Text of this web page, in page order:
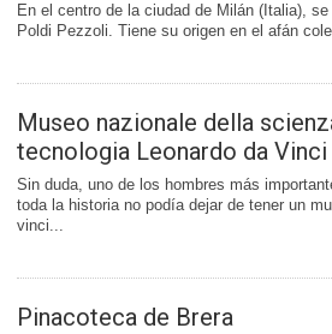
En el centro de la ciudad de Milán (Italia),
Poldi Pezzoli. Tiene su origen en el afán
Museo nazionale della
tecnologia Leonardo da Vinci
Sin duda, uno de los hombres más
toda la historia no podía dejar de tener un
vinci...
Pinacoteca de Brera